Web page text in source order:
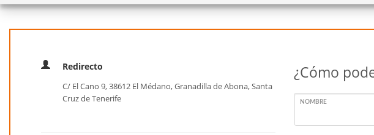
Redirecto
C/ El Cano 9, 38612 El Médano, Granadilla de Abona, Santa
Cruz de Tenerife
¿Cómo
NOMBRE